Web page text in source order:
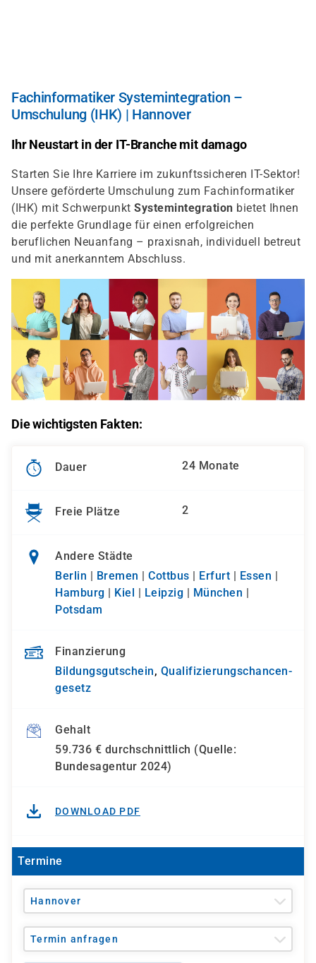
Fachinformatiker Systemintegration –
Umschulung (IHK) | Hannover
Ihr Neustart in der IT-Branche mit damago
Starten Sie Ihre Karriere im zukunftssicheren IT-Sektor!
Unsere geförderte Umschulung zum Fachinformatiker
(IHK) mit Schwerpunkt Systemintegration bietet Ihnen
die perfekte Grundlage für einen erfolgreichen
beruflichen Neuanfang – praxisnah, individuell betreut
und mit anerkanntem Abschluss.
Die wichtigsten Fakten:
Dauer 24 Monate
Freie Plätze 2
Andere Städte
Berlin | Bremen | Cottbus | Erfurt | Essen |
Hamburg | Kiel | Leipzig | München |
Potsdam
Finanzierung
Bildungsgutschein, Qualifizierungs­chancen­
gesetz
Gehalt
59.736 € durchschnittlich (Quelle:
Bundesagentur 2024)
DOWNLOAD PDF
Termine
Hannover
Termin anfragen